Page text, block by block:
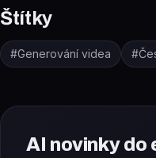
Štítky
#Generování videa #
AI novinky do